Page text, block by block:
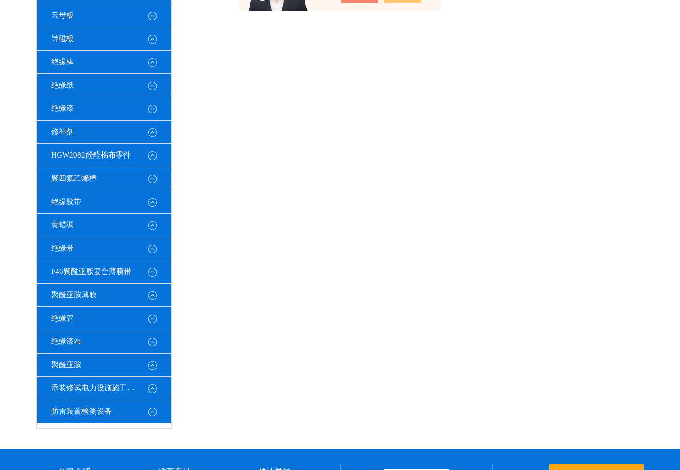
云母板
导磁板
绝缘棒
绝缘纸
绝缘漆
修补剂
HGW2082酚醛棉布零件
聚四氟乙烯棒
绝缘胶带
黄蜡绸
绝缘带
F46聚酰亚胺复合薄膜带
聚酰亚胺薄膜
绝缘管
绝缘漆布
聚酰亚胺
承装修试电力设施施工机具
防雷装置检测设备